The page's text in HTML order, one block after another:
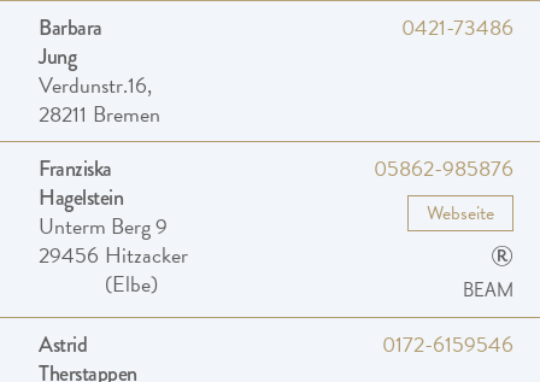
Barbara
Jung
Verdunstr.16,
28211 Bremen
0421-73486
Franziska
Hagelstein
Unterm Berg 9
29456 Hitzacker
(Elbe)
05862-985876
Webseite
®
BEAM
Astrid
Therstappen
0172-6159546